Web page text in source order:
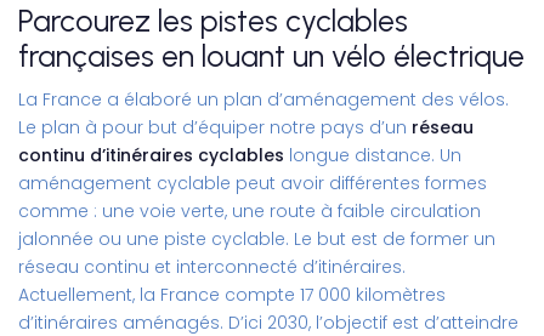
Parcourez les pistes cyclables
françaises en louant un vélo électrique
La France a élaboré un plan d’aménagement des vélos.
Le plan à pour but d’équiper notre pays d’un réseau
continu d’itinéraires cyclables longue distance. Un
aménagement cyclable peut avoir différentes formes
comme : une voie verte, une route à faible circulation
jalonnée ou une piste cyclable. Le but est de former un
réseau continu et interconnecté d’itinéraires.
Actuellement, la France compte 17 000 kilomètres
d’itinéraires aménagés. D’ici 2030, l’objectif est d’atteindre